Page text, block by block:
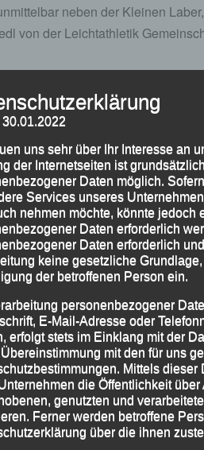
neben der Kleinen
von der Leichtathletik
uns sehr über Ihr Interesse an
der Internetseiten ist
Daten möglich.
Services unseres
nehmen möchte, könnte jedoch
Daten erforderlich
Daten erforderlich
keine gesetzliche
der betroffenen Person ein.
personenbezogener
E-Mail-Adresse oder
erfolgt stets im Einklang mit der
mit den für uns
Mittels
die Öffentlichkeit
genutzten und
Ferner werden betroffene
über die ihnen